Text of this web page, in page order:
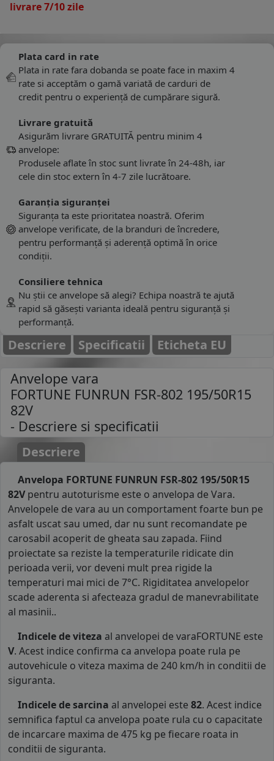
livrare 7/10 zile
Plata card in rate
Plata in rate fara dobanda se poate face in maxim 4
rate si acceptăm o gamă variată de carduri de
credit pentru o experiență de cumpărare sigură.
Livrare gratuită
Asigurăm livrare GRATUITĂ pentru minim 4
anvelope:
Produsele aflate în stoc sunt livrate în 24-48h, iar
cele din stoc extern în 4-7 zile lucrătoare.
Garanția siguranței
Siguranța ta este prioritatea noastră. Oferim
anvelope verificate, de la branduri de încredere,
pentru performanță și aderență optimă în orice
condiții.
Consiliere tehnica
Nu știi ce anvelope să alegi? Echipa noastră te ajută
rapid să găsești varianta ideală pentru siguranță și
performanță.
Descriere Specificatii Eticheta EU
Anvelope vara
FORTUNE FUNRUN FSR-802 195/50R15
82V
- Descriere si specificatii
Descriere
Anvelopa FORTUNE FUNRUN FSR-802 195/50R15
82Vpentru autoturisme este o anvelopa de Vara.
Anvelopele de vara au un comportament foarte bun pe
asfalt uscat sau umed, dar nu sunt recomandate pe
carosabil acoperit de gheata sau zapada. Fiind
proiectate sa reziste la temperaturile ridicate din
perioada verii, vor deveni mult prea rigide la
temperaturi mai mici de 7°C. Rigiditatea anvelopelor
scade aderenta si afecteaza gradul de manevrabilitate
al masinii..
Indicele de viteza al anvelopei de varaFORTUNE este
V. Acest indice confirma ca anvelopa poate rula pe
autovehicule o viteza maxima de 240 km/h in conditii de
siguranta.
Indicele de sarcina al anvelopei este 82. Acest indice
semnifica faptul ca anvelopa poate rula cu o capacitate
de incarcare maxima de 475 kg pe fiecare roata in
conditii de siguranta.